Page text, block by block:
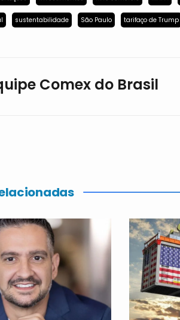
sustentabilidade São Paulo tarifaço de Trump
Comex do Brasil